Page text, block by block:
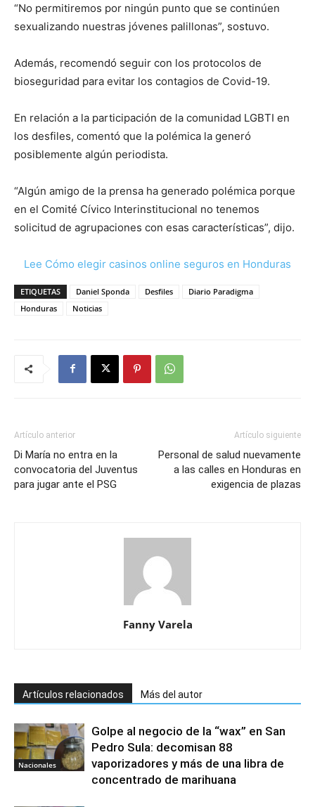
“No permitiremos por ningún punto que se continúen
sexualizando nuestras jóvenes palillonas”, sostuvo.
Además, recomendó seguir con los protocolos de
bioseguridad para evitar los contagios de Covid-19.
En relación a la participación de la comunidad LGBTI en
los desfiles, comentó que la polémica la generó
posiblemente algún periodista.
“Algún amigo de la prensa ha generado polémica porque
en el Comité Cívico Interinstitucional no tenemos
solicitud de agrupaciones con esas características”, dijo.
Lee Cómo elegir casinos online seguros en Honduras
ETIQUETAS Daniel Sponda Desfiles
Diario Paradigma
Honduras
Noticias
Artículo anterior
Di María no entra en la
convocatoria del Juventus
para jugar ante el PSG
Artículo siguiente
Personal de salud nuevamente
a las calles en Honduras en
exigencia de plazas
Fanny Varela
Artículos relacionados Más del autor
Nacionales
Golpe al negocio de la “wax” en San
Pedro Sula: decomisan 88
vaporizadores y más de una libra de
concentrado de marihuana